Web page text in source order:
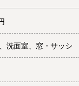
洗面室、窓・サッシ